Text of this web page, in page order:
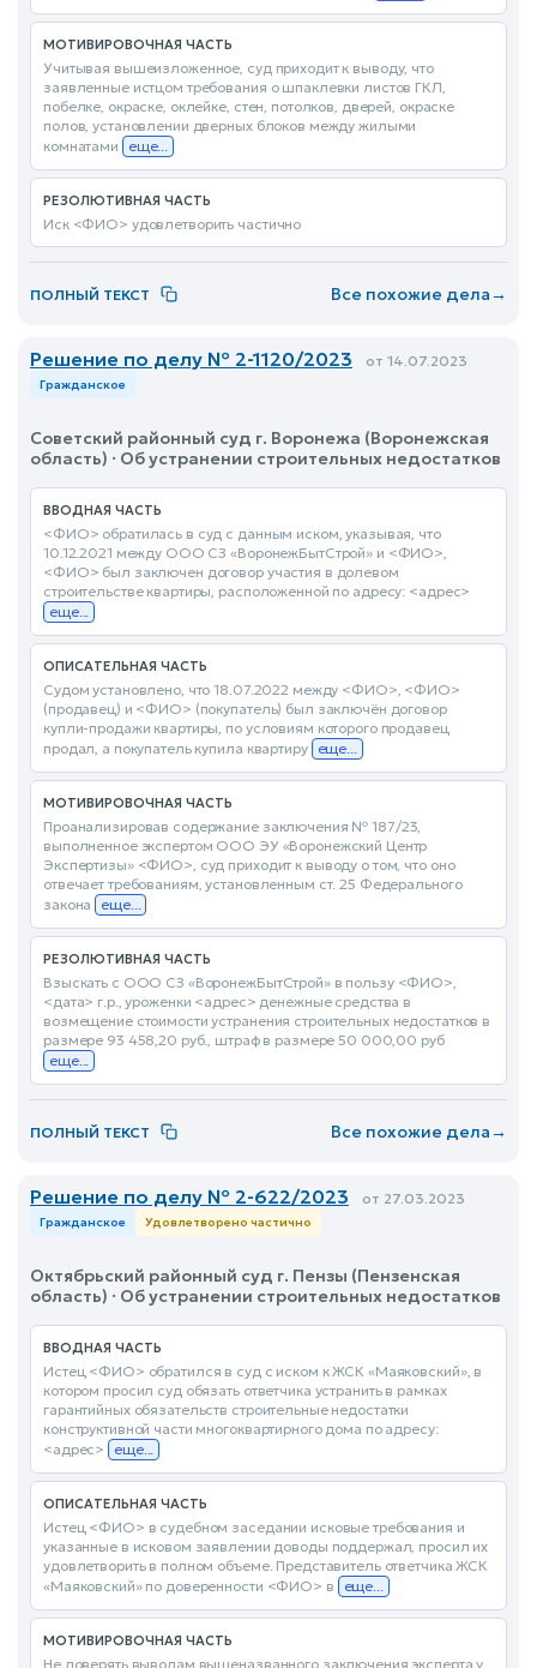
МОТИВИРОВОЧНАЯ ЧАСТЬ
Учитывая вышеизложенное, суд приходит к выводу, что
заявленные истцом требования о шпаклевки листов ГКЛ,
побелке, окраске, оклейке, стен, потолков, дверей, окраске
полов, установлении дверных блоков между жилыми
комнатами
еще...
РЕЗОЛЮТИВНАЯ ЧАСТЬ
Иск <ФИО> удовлетворить частично
ПОЛНЫЙ ТЕКСТ Все похожие дела→
Решение по делу № 2-1120/2023 от 14.07.2023
Гражданское
Советский районный суд г. Воронежа (Воронежская
область) · Об устранении строительных недостатков
ВВОДНАЯ ЧАСТЬ
<ФИО> обратилась в суд с данным иском, указывая, что
10.12.2021 между ООО СЗ «ВоронежБытСтрой» и <ФИО>,
<ФИО> был заключен договор участия в долевом
строительстве квартиры, расположенной по адресу: <адрес>
еще...
ОПИСАТЕЛЬНАЯ ЧАСТЬ
Судом установлено, что 18.07.2022 между <ФИО>, <ФИО>
(продавец) и <ФИО> (покупатель) был заключён договор
купли-продажи квартиры, по условиям которого продавец
продал, а покупатель купила квартиру еще...
МОТИВИРОВОЧНАЯ ЧАСТЬ
Проанализировав содержание заключения № 187/23,
выполненное экспертом ООО ЭУ «Воронежский Центр
Экспертизы» <ФИО>, суд приходит к выводу о том, что оно
отвечает требованиям, установленным ст. 25 Федерального
закона еще...
РЕЗОЛЮТИВНАЯ ЧАСТЬ
Взыскать с ООО СЗ «ВоронежБытСтрой» в пользу <ФИО>,
<дата> г.р., уроженки <адрес> денежные средства в
возмещение стоимости устранения строительных недостатков в
размере 93 458,20 руб., штраф в размере 50 000,00 руб
еще...
ПОЛНЫЙ ТЕКСТ Все похожие дела→
Решение по делу № 2-622/2023 от 27.03.2023
Гражданское Удовлетворено частично
Октябрьский районный суд г. Пензы (Пензенская
область) · Об устранении строительных недостатков
ВВОДНАЯ ЧАСТЬ
Истец <ФИО> обратился в суд с иском к ЖСК «Маяковский», в
котором просил суд обязать ответчика устранить в рамках
гарантийных обязательств строительные недостатки
конструктивной части многоквартирного дома по адресу:
<адрес> еще...
ОПИСАТЕЛЬНАЯ ЧАСТЬ
Истец <ФИО> в судебном заседании исковые требования и
указанные в исковом заявлении доводы поддержал, просил их
удовлетворить в полном объеме. Представитель ответчика ЖСК
«Маяковский» по доверенности <ФИО> в
еще...
МОТИВИРОВОЧНАЯ ЧАСТЬ
Не доверять выводам вышеназванного заключения эксперта у